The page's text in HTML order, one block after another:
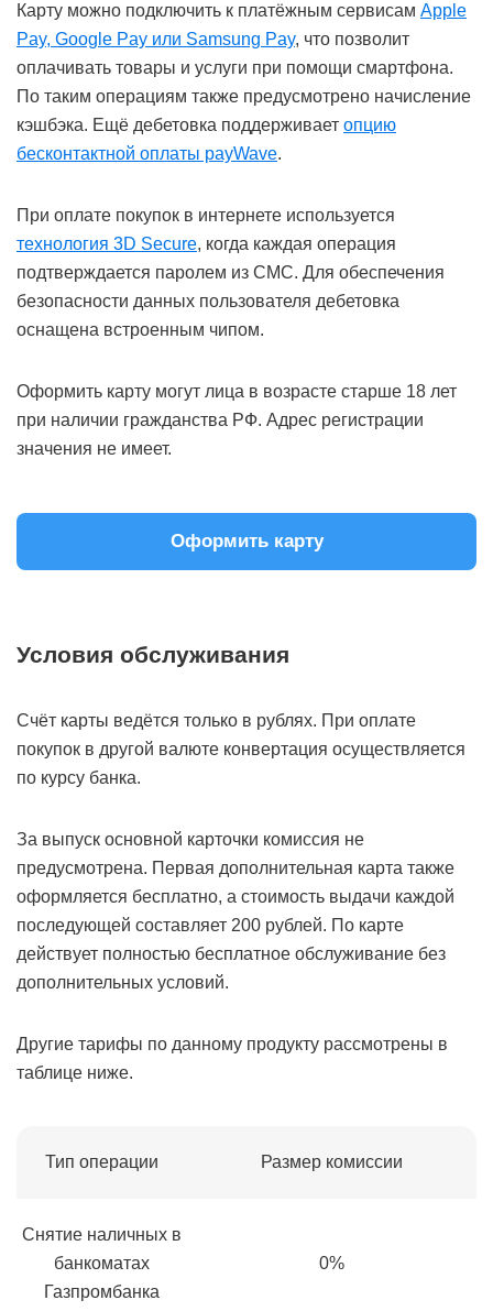
Карту можно подключить к платёжным сервисам Apple
Pay, Google Pay или Samsung Pay, что позволит
оплачивать товары и услуги при помощи смартфона.
По таким операциям также предусмотрено начисление
кэшбэка. Ещё дебетовка поддерживает опцию
бесконтактной оплаты payWave.
При оплате покупок в интернете используется
технология 3D Secure, когда каждая операция
подтверждается паролем из СМС. Для обеспечения
безопасности данных пользователя дебетовка
оснащена встроенным чипом.
Оформить карту могут лица в возрасте старше 18 лет
при наличии гражданства РФ. Адрес регистрации
значения не имеет.
Оформить карту
Условия обслуживания
Счёт карты ведётся только в рублях. При оплате
покупок в другой валюте конвертация осуществляется
по курсу банка.
За выпуск основной карточки комиссия не
предусмотрена. Первая дополнительная карта также
оформляется бесплатно, а стоимость выдачи каждой
последующей составляет 200 рублей. По карте
действует полностью бесплатное обслуживание без
дополнительных условий.
Другие тарифы по данному продукту рассмотрены в
таблице ниже.
Тип операции Размер комиссии
Снятие наличных в
банкоматах
Газпромбанка
0%